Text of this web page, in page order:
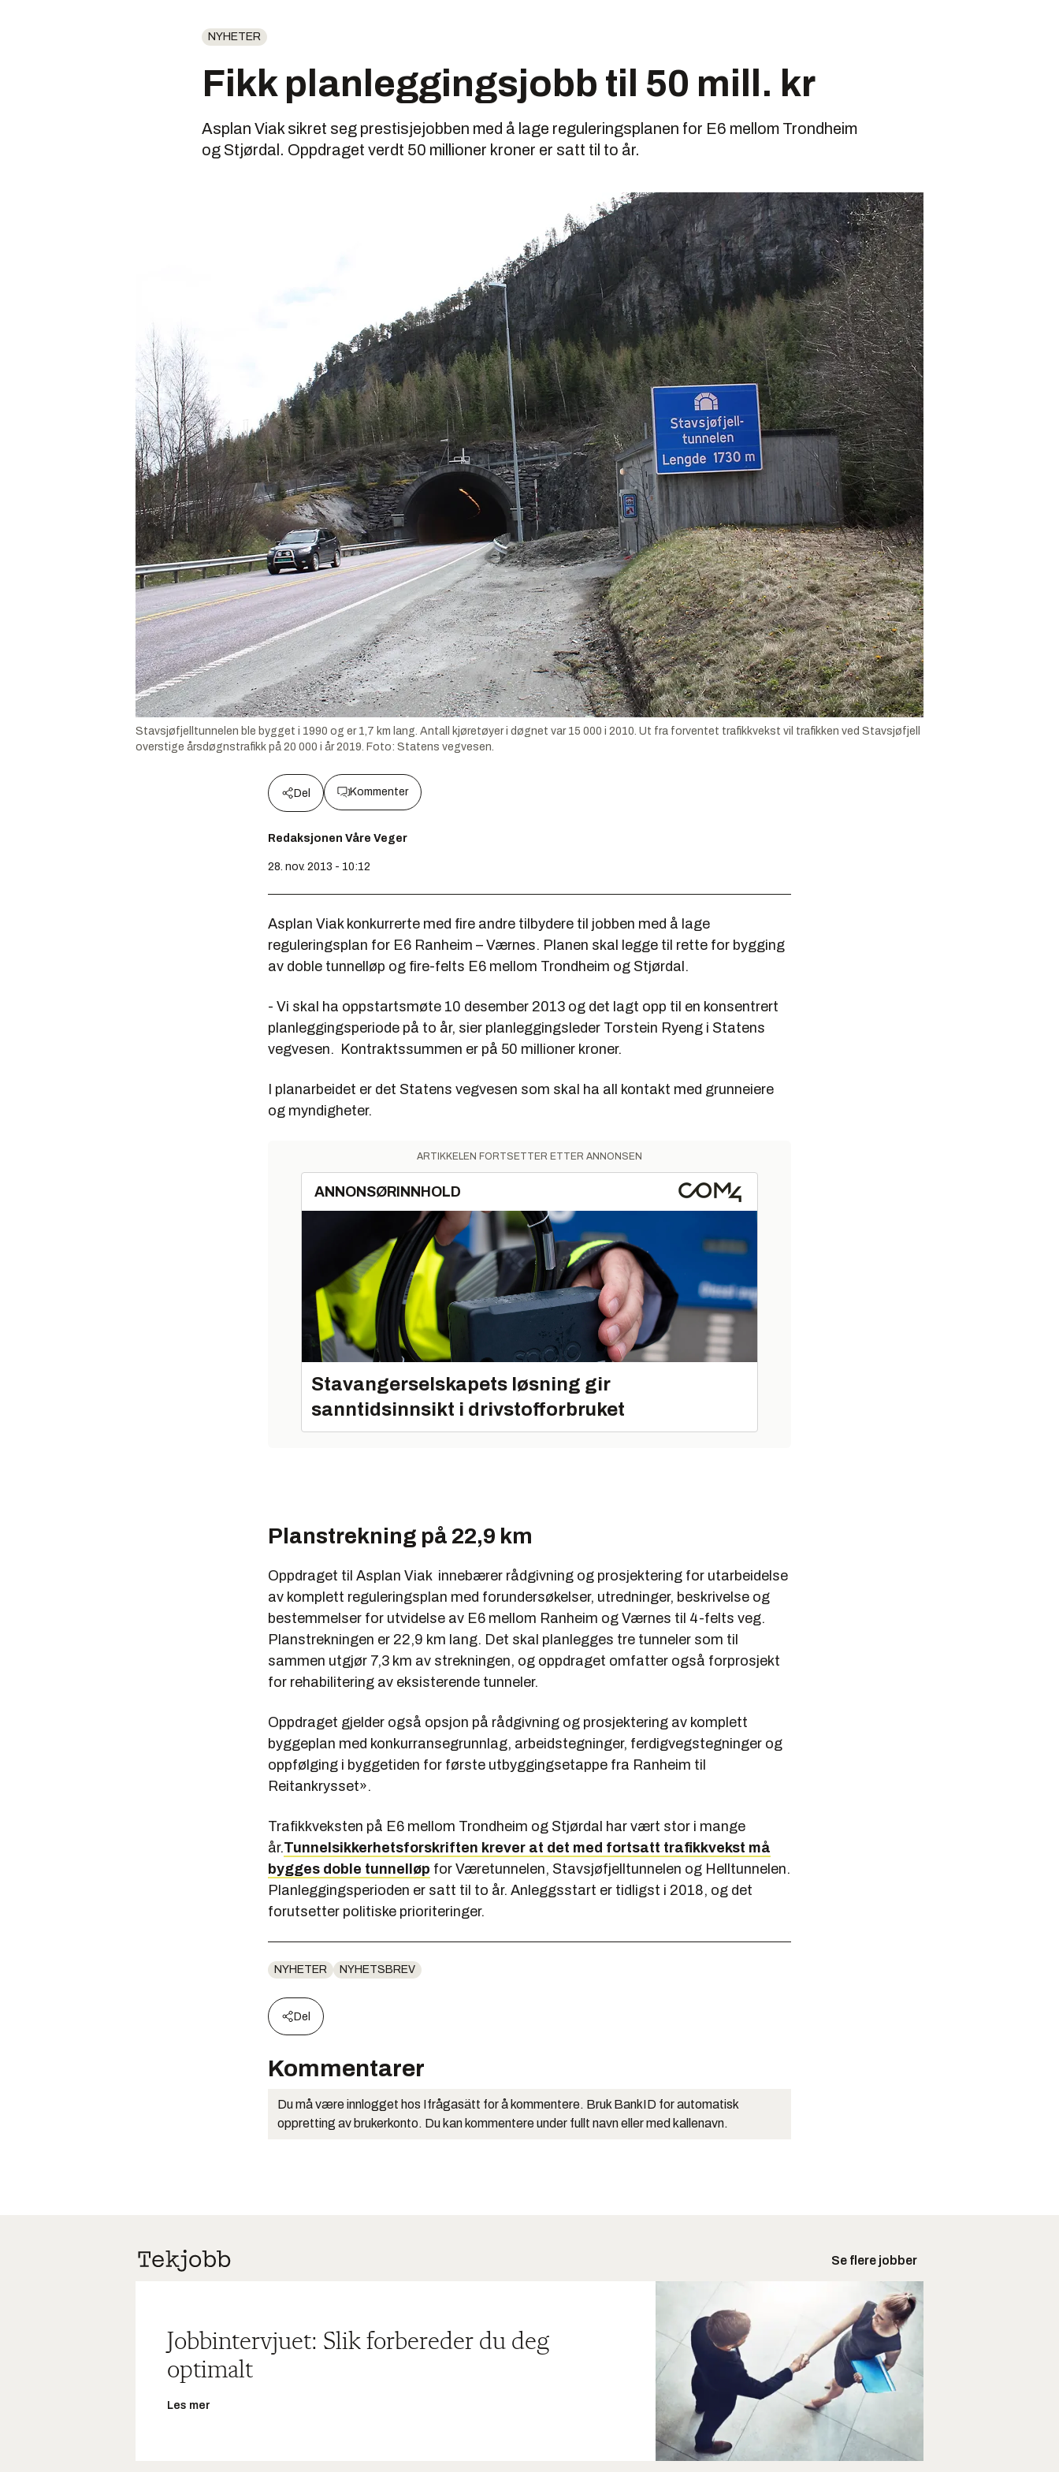
NYHETER
Fikk planleggingsjobb til 50 mill. kr
Asplan Viak sikret seg prestisjejobben med å lage reguleringsplanen for E6 mellom Trondheim
og Stjørdal. Oppdraget verdt 50 millioner kroner er satt til to år.
Stavsjøfjelltunnelen ble bygget i 1990 og er 1,7 km lang. Antall kjøretøyer i døgnet var 15 000 i 2010. Ut fra forventet trafikkvekst vil trafikken ved Stavsjøfjell
overstige årsdøgnstrafikk på 20 000 i år 2019. Foto: Statens vegvesen.
Del Kommenter
Redaksjonen Våre Veger
28. nov. 2013 - 10:12
Asplan Viak konkurrerte med fire andre tilbydere til jobben med å lage
reguleringsplan for E6 Ranheim – Værnes. Planen skal legge til rette for bygging
av doble tunnelløp og fire-felts E6 mellom Trondheim og Stjørdal.
- Vi skal ha oppstartsmøte 10 desember 2013 og det lagt opp til en konsentrert
planleggingsperiode på to år, sier planleggingsleder Torstein Ryeng i Statens
vegvesen. Kontraktssummen er på 50 millioner kroner.
I planarbeidet er det Statens vegvesen som skal ha all kontakt med grunneiere
og myndigheter.
ARTIKKELEN FORTSETTER ETTER ANNONSEN
ANNONSØRINNHOLD
Stavangerselskapets løsning gir
sanntidsinnsikt i drivstofforbruket
Planstrekning på 22,9 km
Oppdraget til Asplan Viak innebærer rådgivning og prosjektering for utarbeidelse
av komplett reguleringsplan med forundersøkelser, utredninger, beskrivelse og
bestemmelser for utvidelse av E6 mellom Ranheim og Værnes til 4-felts veg.
Planstrekningen er 22,9 km lang. Det skal planlegges tre tunneler som til
sammen utgjør 7,3 km av strekningen, og oppdraget omfatter også forprosjekt
for rehabilitering av eksisterende tunneler.
Oppdraget gjelder også opsjon på rådgivning og prosjektering av komplett
byggeplan med konkurransegrunnlag, arbeidstegninger, ferdigvegstegninger og
oppfølging i byggetiden for første utbyggingsetappe fra Ranheim til
Reitankrysset».
Trafikkveksten på E6 mellom Trondheim og Stjørdal har vært stor i mange
år.Tunnelsikkerhetsforskriften krever at det med fortsatt trafikkvekst må
bygges doble tunnelløp for Væretunnelen, Stavsjøfjelltunnelen og Helltunnelen.
Planleggingsperioden er satt til to år. Anleggsstart er tidligst i 2018, og det
forutsetter politiske prioriteringer.
NYHETER NYHETSBREV
Del
Kommentarer
Du må være innlogget hos Ifrågasätt for å kommentere. Bruk BankID for automatisk
oppretting av brukerkonto. Du kan kommentere under fullt navn eller med kallenavn.
Se flere jobber
Jobbintervjuet: Slik forbereder du deg
optimalt
Les mer